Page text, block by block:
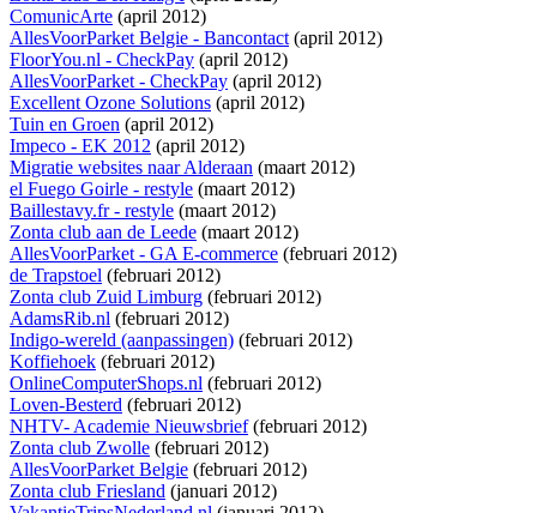
ComunicArte (april 2012)
AllesVoorParket Belgie - Bancontact(april 2012)
FloorYou.nl - CheckPay (april 2012)
AllesVoorParket - CheckPay (april 2012)
Excellent Ozone Solutions (april 2012)
Tuin en Groen (april 2012)
Impeco - EK 2012 (april 2012)
Migratie websites naar Alderaan (maart 2012)
el Fuego Goirle - restyle (maart 2012)
Baillestavy.fr - restyle (maart 2012)
Zonta club aan de Leede (maart 2012)
AllesVoorParket - GA E-commerce (februari 2012)
de Trapstoel (februari 2012)
Zonta club Zuid Limburg (februari 2012)
AdamsRib.nl (februari 2012)
Indigo-wereld (aanpassingen) (februari 2012)
Koffiehoek (februari 2012)
OnlineComputerShops.nl (februari 2012)
Loven-Besterd (februari 2012)
NHTV- Academie Nieuwsbrief(februari 2012)
Zonta club Zwolle (februari 2012)
AllesVoorParket Belgie (februari 2012)
Zonta club Friesland (januari 2012)